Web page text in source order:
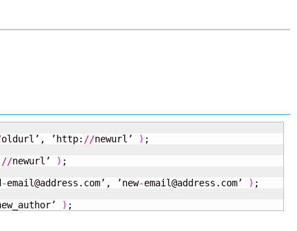
oldurl’ , ’http: //newurl’ ) ;
//newurl’ ) ;
-email@address.com’ , ’new-email@address.com’ ) ;
) ;